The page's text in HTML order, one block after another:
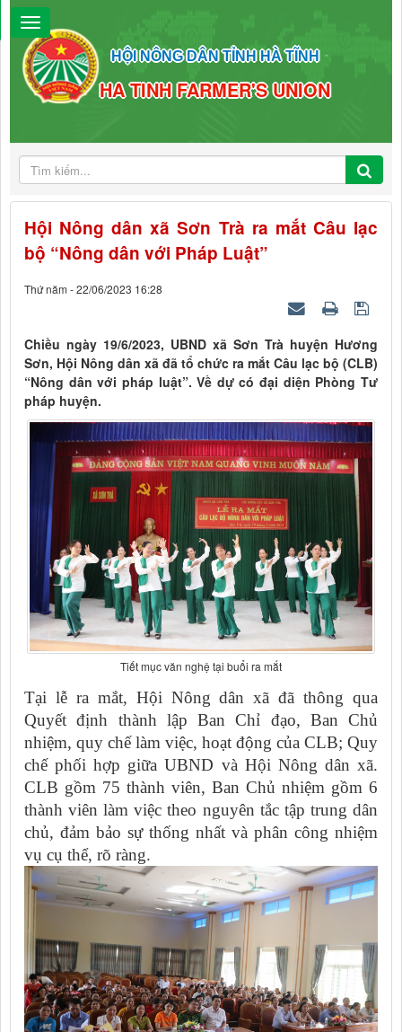
HỘI NÔNG DÂN TỈNH HÀ TĨNH
HA TINH FARMER'S UNION
Hội Nông dân xã Sơn Trà ra mắt Câu lạc
bộ “Nông dân với Pháp Luật”
Thứ năm - 22/06/2023 16:28
Chiều ngày 19/6/2023, UBND xã Sơn Trà huyện Hương
Sơn, Hội Nông dân xã đã tổ chức ra mắt Câu lạc bộ (CLB)
“Nông dân với pháp luật”. Về dự có đại diện Phòng Tư
pháp huyện.
Tiết mục văn nghệ tại buổi ra mắt
Tại lễ ra mắt, Hội Nông dân xã đã thông qua
Quyết định thành lập Ban Chỉ đạo, Ban Chủ
nhiệm, quy chế làm việc, hoạt động của CLB; Quy
chế phối hợp giữa UBND và Hội Nông dân xã.
CLB gồm 75 thành viên, Ban Chủ nhiệm gồm 6
thành viên làm việc theo nguyên tắc tập trung dân
chủ, đảm bảo sự thống nhất và phân công nhiệm
vụ cụ thể, rõ ràng.